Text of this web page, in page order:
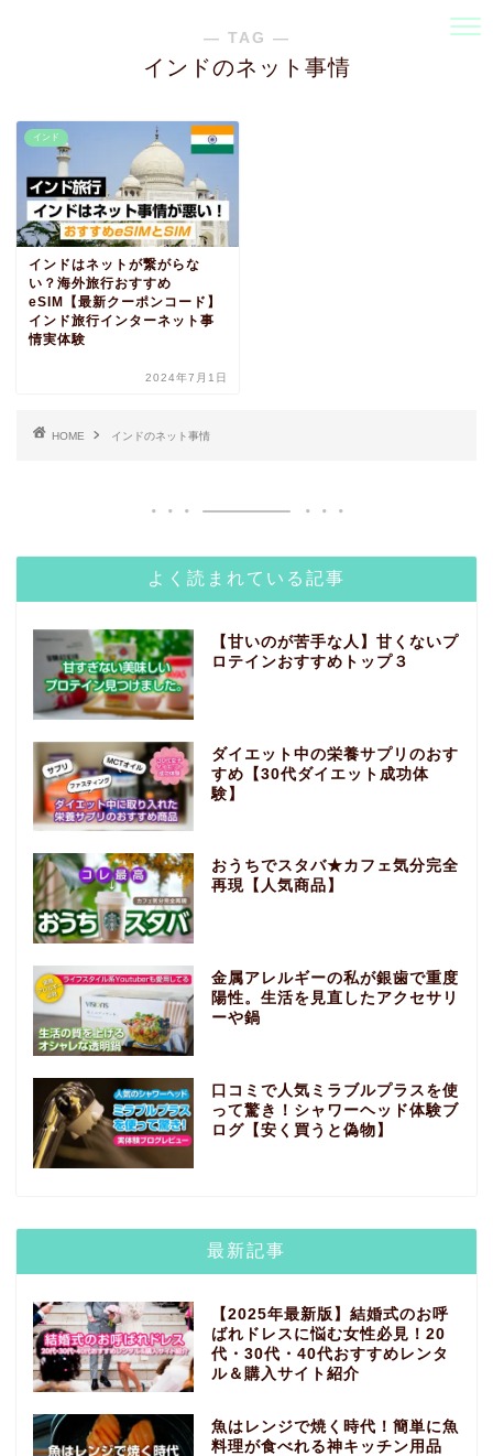
― TAG ―
インドのネット事情
インド
インドはネットが繋がらな
い？海外旅行おすすめ
eSIM【最新クーポンコード】
インド旅行インターネット事
情実体験
2024年7月1日
HOME インドのネット事情
よく読まれている記事
【甘いのが苦手な人】甘くないプ
ロテインおすすめトップ３
ダイエット中の栄養サプリのおす
すめ【30代ダイエット成功体
験】
おうちでスタバ★カフェ気分完全
再現【人気商品】
金属アレルギーの私が銀歯で重度
陽性。生活を見直したアクセサリ
ーや鍋
口コミで人気ミラブルプラスを使
って驚き！シャワーヘッド体験ブ
ログ【安く買うと偽物】
最新記事
【2025年最新版】結婚式のお呼
ばれドレスに悩む女性必見！20
代・30代・40代おすすめレンタ
ル＆購入サイト紹介
魚はレンジで焼く時代！簡単に魚
料理が食べれる神キッチン用品